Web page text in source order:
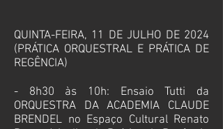
QUINTA-FEIRA, 11 DE JULHO DE 2024
(PRÁTICA ORQUESTRAL E PRÁTICA DE
REGÊNCIA)
- 8h30 às 10h: Ensaio Tutti da
ORQUESTRA DA ACADEMIA CLAUDE
BRENDEL no Espaço Cultural Renato